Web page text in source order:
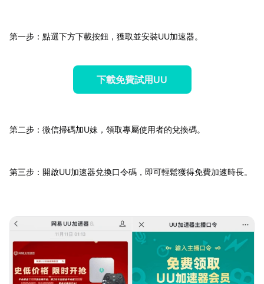
第一步：點選下方下載按鈕，獲取並安裝UU加速器。
下載免費試用UU
第二步：微信掃碼加U妹，領取專屬使用者的兌換碼。
第三步：開啟UU加速器兌換口令碼，即可輕鬆獲得免費加速時長。